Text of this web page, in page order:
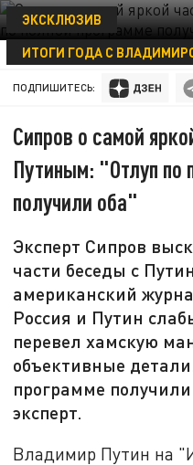
ЭКСКЛЮЗИВ
ИТОГИ ГОДА С
19 ДЕКАБРЯ 20:12
ПОДПИШИТЕСЬ:
Сипров о самой
Путиным: "Отлуп по
получили оба"
Эксперт Сипров
части беседы с
американский
Россия и Путин
перевел хамскую
объективные
программе
эксперт.
Владимир Путин на